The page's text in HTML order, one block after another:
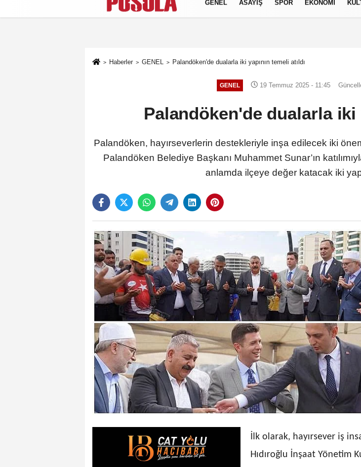
Künye İletişim Gizlilik Politikası
GENEL ASAYİŞ SPOR EKONOMİ
Haberler GENEL Palandöken'de dualarla iki yapının temeli atıldı
GENEL 19 Temmuz 2025 - 11:45
Palandöken'de dualarla iki
Palandöken, hayırseverlerin destekleriyle inşa edilecek iki
Palandöken Belediye Başkanı Muhammet Sunar’ın
anlamda ilçeye değer katacak iki
İlk olarak, hayırsever iş
Hıdıroğlu İnşaat Yönetim